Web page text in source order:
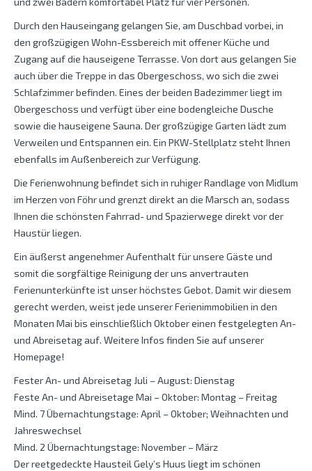
Durch den Hauseingang gelangen Sie, am Duschbad vorbei, in
den großzügigen Wohn-Essbereich mit offener Küche und
Zugang auf die hauseigene Terrasse. Von dort aus gelangen Sie
auch über die Treppe in das Obergeschoss, wo sich die zwei
Schlafzimmer befinden. Eines der beiden Badezimmer liegt im
Obergeschoss und verfügt über eine bodengleiche Dusche
sowie die hauseigene Sauna. Der großzügige Garten lädt zum
Verweilen und Entspannen ein. Ein PKW-Stellplatz steht Ihnen
ebenfalls im Außenbereich zur Verfügung.
Die Ferienwohnung befindet sich in ruhiger Randlage von Midlum
im Herzen von Föhr und grenzt direkt an die Marsch an, sodass
Ihnen die schönsten Fahrrad- und Spazierwege direkt vor der
Haustür liegen.
Ein äußerst angenehmer Aufenthalt für unsere Gäste und
somit die sorgfältige Reinigung der uns anvertrauten
Ferienunterkünfte ist unser höchstes Gebot. Damit wir diesem
gerecht werden, weist jede unserer Ferienimmobilien in den
Monaten Mai bis einschließlich Oktober einen festgelegten An-
und Abreisetag auf. Weitere Infos finden Sie auf unserer
Homepage!
Fester An- und Abreisetag Juli – August: Dienstag
Feste An- und Abreisetage Mai – Oktober: Montag – Freitag
Mind. 7 Übernachtungstage: April – Oktober; Weihnachten und
Jahreswechsel
Mind. 2 Übernachtungstage: November – März
Der reetgedeckte Hausteil Gely’s Huus liegt im schönen